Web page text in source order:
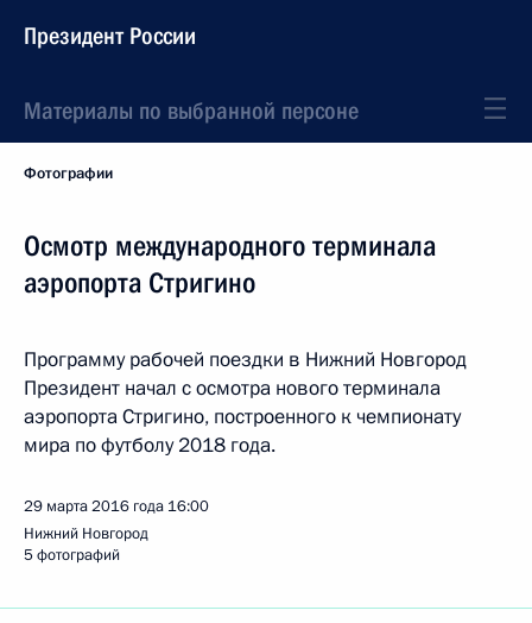
Президент России
Материалы по выбранной персоне
Фотографии
Осмотр международного терминала
аэропорта Стригино
Программу рабочей поездки в Нижний Новгород
Президент начал с осмотра нового терминала
аэропорта Стригино, построенного к чемпионату
мира по футболу 2018 года.
29 марта 2016 года 16:00
Нижний Новгород
5 фотографий